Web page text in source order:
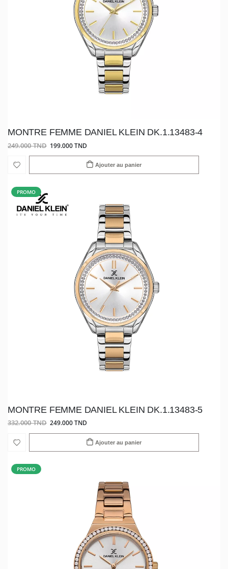
MONTRE FEMME DANIEL KLEIN DK.1.13483-4
249.000 TND 199.000 TND
Ajouter au panier
PROMO
MONTRE FEMME DANIEL KLEIN DK.1.13483-5
332.000 TND 249.000 TND
Ajouter au panier
PROMO